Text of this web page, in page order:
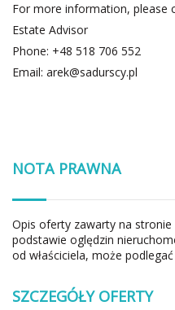
For more information, please
Estate Advisor
Phone: +48 518 706 552
Email: arek@sadurscy.pl
NOTA PRAWNA
Opis oferty zawarty na
podstawie oględzin
od właściciela, może
SZCZEGÓŁY OFERTY